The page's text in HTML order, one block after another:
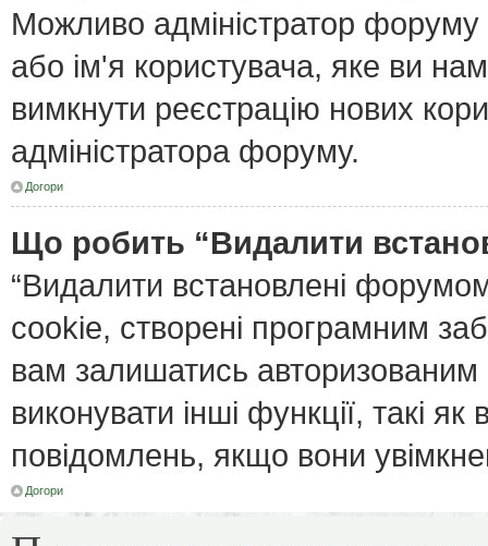
Можливо адміністратор
або ім'я користувача, яке ви
вимкнути реєстрацію нових
адміністратора форуму.
Догори
Що робить “Видалити
“Видалити встановлені
cookie, створені програмним
вам залишатись
виконувати інші функції, такі
повідомлень, якщо вони
Догори